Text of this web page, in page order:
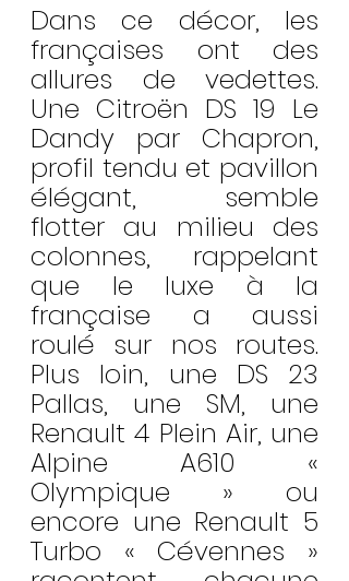
Dans ce décor, les
françaises ont des
allures de vedettes.
Une Citroën DS 19 Le
Dandy par Chapron,
profil tendu et pavillon
élégant, semble
flotter au milieu des
colonnes, rappelant
que le luxe à la
française a aussi
roulé sur nos routes.
Plus loin, une DS 23
Pallas, une SM, une
Renault 4 Plein Air, une
Alpine A610 «
Olympique » ou
encore une Renault 5
Turbo « Cévennes »